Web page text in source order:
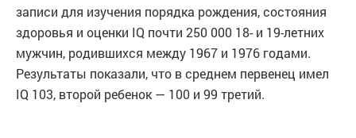
записи для изучения порядка рождения, состояния
здоровья и оценки IQ почти 250 000 18- и 19-летних
мужчин, родившихся между 1967 и 1976 годами.
Результаты показали, что в среднем первенец имел
IQ 103, второй ребенок — 100 и 99 третий.